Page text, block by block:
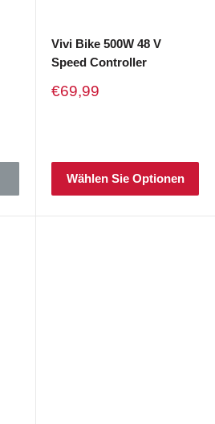
Vivi Bike 500W 48 V
Speed ​​Controller
Verkaufspreis
€69,99
Wählen Sie Optionen